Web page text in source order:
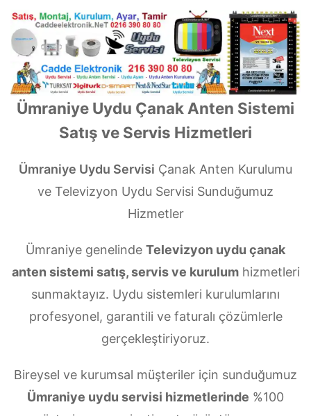
Ümraniye Uydu Çanak Anten Sistemi
Satış ve Servis Hizmetleri
Ümraniye Uydu Servisi Çanak Anten Kurulumu
ve Televizyon Uydu Servisi Sunduğumuz
Hizmetler
Ümraniye genelinde Televizyon uydu çanak
anten sistemi satış, servis ve kurulumhizmetleri
sunmaktayız. Uydu sistemleri kurulumlarını
profesyonel, garantili ve faturalı çözümlerle
gerçekleştiriyoruz.
Bireysel ve kurumsal müşteriler için sunduğumuz
Ümraniye uydu servisi hizmetlerinde %100